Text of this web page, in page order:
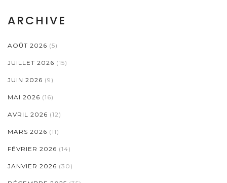
ARCHIVE
AOÛT 2026 (5)
JUILLET 2026 (15)
JUIN 2026 (9)
MAI 2026 (16)
AVRIL 2026 (12)
MARS 2026 (11)
FÉVRIER 2026 (14)
JANVIER 2026 (30)